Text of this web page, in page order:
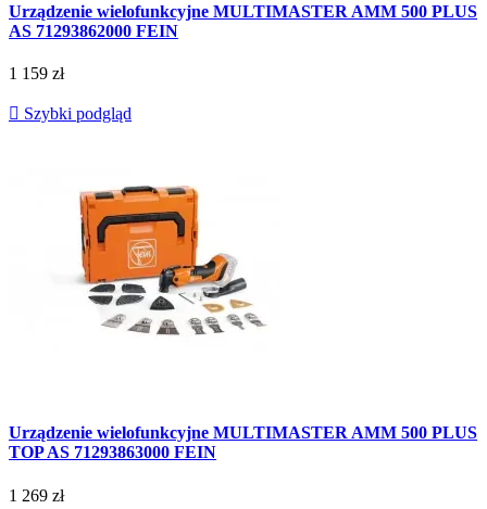
Urządzenie wielofunkcyjne MULTIMASTER AMM 500 PLUS
AS 71293862000 FEIN
1 159 zł
 Szybki podgląd
Urządzenie wielofunkcyjne MULTIMASTER AMM 500 PLUS
TOP AS 71293863000 FEIN
1 269 zł